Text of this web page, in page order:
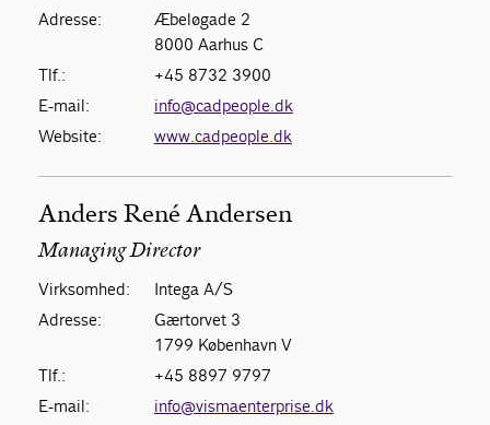
Adresse:
Æbeløgade 2
8000 Aarhus C
Tlf.:
+45 8732 3900
E-mail:
info@cadpeople.dk
Website:
www.cadpeople.dk
Anders René Andersen
Managing Director
Virksomhed:
Intega A/S
Adresse:
Gærtorvet 3
1799 København V
Tlf.:
+45 8897 9797
E-mail:
info@vismaenterprise.dk